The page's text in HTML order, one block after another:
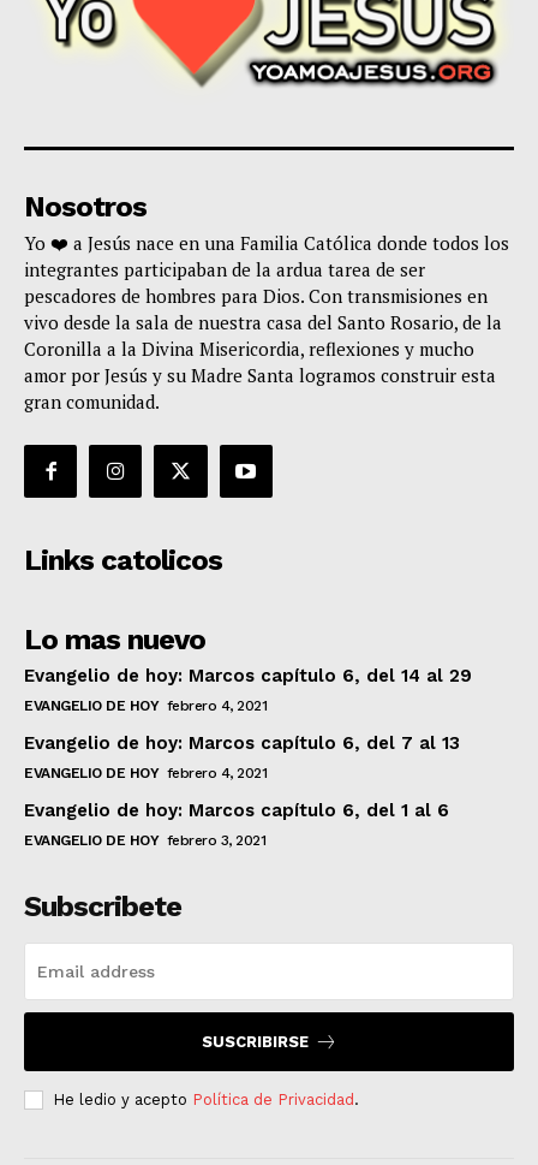
Nosotros
Yo ❤️ a Jesús nace en una Familia Católica donde todos los
integrantes participaban de la ardua tarea de ser
pescadores de hombres para Dios. Con transmisiones en
vivo desde la sala de nuestra casa del Santo Rosario, de la
Coronilla a la Divina Misericordia, reflexiones y mucho
amor por Jesús y su Madre Santa logramos construir esta
gran comunidad.
Links catolicos
Lo mas nuevo
Evangelio de hoy: Marcos capítulo 6, del 14 al 29
EVANGELIO DE HOY febrero 4, 2021
Evangelio de hoy: Marcos capítulo 6, del 7 al 13
EVANGELIO DE HOY febrero 4, 2021
Evangelio de hoy: Marcos capítulo 6, del 1 al 6
EVANGELIO DE HOY febrero 3, 2021
Subscribete
SUSCRIBIRSE
He ledio y acepto Política de Privacidad .